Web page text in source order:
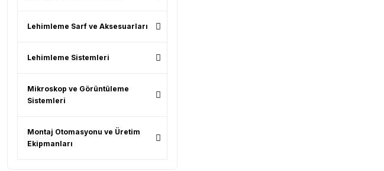
Lehimleme Sarf ve Aksesuarları
Lehimleme Sistemleri
Mikroskop ve Görüntüleme
Sistemleri
Montaj Otomasyonu ve Üretim
Ekipmanları